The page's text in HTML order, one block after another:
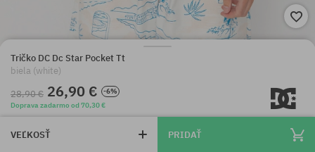
Tričko DC Dc Star Pocket Tt
biela (white)
28,90 € 26,90 €
-6%
Doprava zadarmo od 70,30 €
VEĽKOSŤ PRIDAŤ